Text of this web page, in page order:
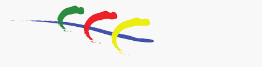
成就毅行壯舉
尋找跑會的故事 #23 | 猛龍長跑會 -
Why Not Run